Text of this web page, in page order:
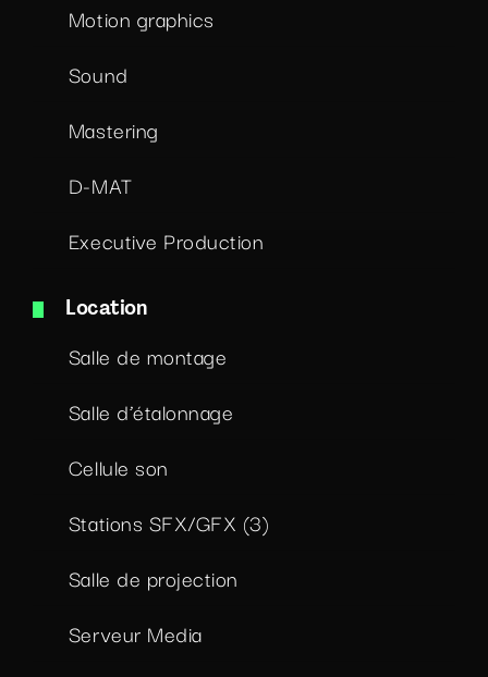
Motion graphics
Sound
Mastering
D-MAT
Executive Production
Location
Salle de montage
Salle d’étalonnage
Cellule son
Stations SFX/GFX (3)
Salle de projection
Serveur Media